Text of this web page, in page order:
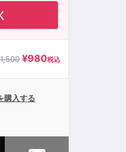
1,500 ¥980税込
購入する